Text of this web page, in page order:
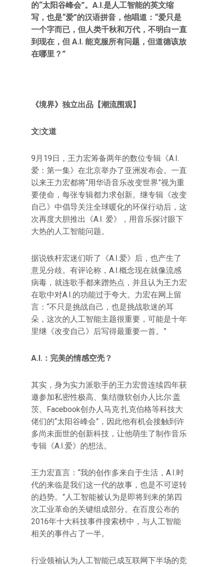
的“太阳谷峰会”。A.I.是人工智能的英文缩
写，也是“爱”的汉语拼音，他唱道：“爱只是
一个字而已，但人类千秋和万代，不明白一直
到现在，但 A.I. 能克服所有问题，但道德该放
在哪里？”
《境界》独立出品【潮流围观】
文|文道
9月19日，王力宏筹备两年的数位专辑《A.I.
爱：第一集》在北京举办了亚洲发布会。一直
以来王力宏都将“用华语音乐改变世界”视为重
要使命，每张专辑都力求创新。继专辑《改变
自己》中倡导关注全球暖化的环保行动后，这
次再度大胆推出《A.I. 爱》，用音乐探讨眼下
大热的人工智能问题。
据说铁杆宏迷们听了《A.I.爱》后，也产生了
意见分歧。有评论称，A.I.概念现在就像流感
病毒，就连歌手都来蹭热点，并且认为王力宏
在歌中对A.I.的功能过于夸大。力宏在网上留
言：“不只是挑战自己，也是挑战歌迷的耳
朵，这次的人工智能主题很重要，可能是十年
里继《改变自己》后写得最重要一首。”
A.I.：完美的情感空壳？
其实，身为实力派歌手的王力宏曾连续四年获
邀参加私密性极高、集结微软创办人比尔·盖
茨、Facebook创办人马克·扎克伯格等科技大
佬们的“太阳谷峰会”，因此他有机会接触到许
多尚未面世的创新科技，让他萌生了制作音乐
专辑《A.I.爱》的想法。
王力宏直言：“我的创作多来自于生活，A.I.时
代的来临是我们这一代的故事，也是不可逆转
的趋势。”人工智能被认为是即将到来的第四
次工业革命的关键组成部分。在百度公布的
2016年十大科技事件搜索榜中，与人工智能
相关的事件占了一半。
行业领袖认为人工智能已成互联网下半场的竞